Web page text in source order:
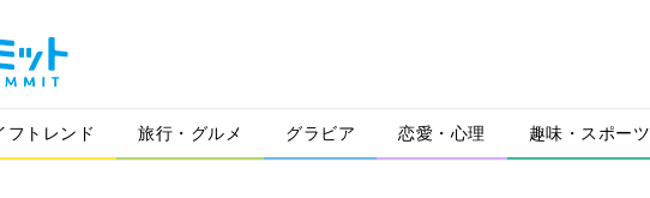
フトレンド 旅行・グルメ グラビア 恋愛・心理 趣味・スポーツ